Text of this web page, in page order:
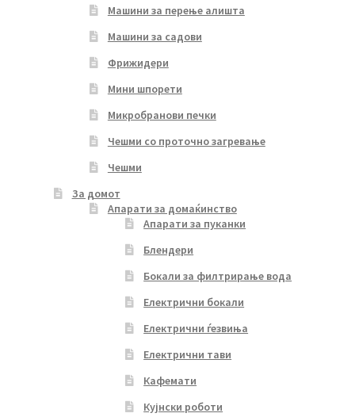
Машини за перење алишта
Машини за садови
Фрижидери
Мини шпорети
Микробранови печки
Чешми со проточно загревање
Чешми
За домот
Апарати за домаќинство
Апарати за пуканки
Блендери
Бокали за филтрирање вода
Електрични бокали
Електрични ѓезвиња
Електрични тави
Кафемати
Кујнски роботи